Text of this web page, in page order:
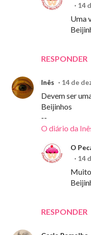
RESPONDER
14
Uma
Inês 14 de
Devem ser
Beijinhos
--
O diário da
RESPONDER
O
14